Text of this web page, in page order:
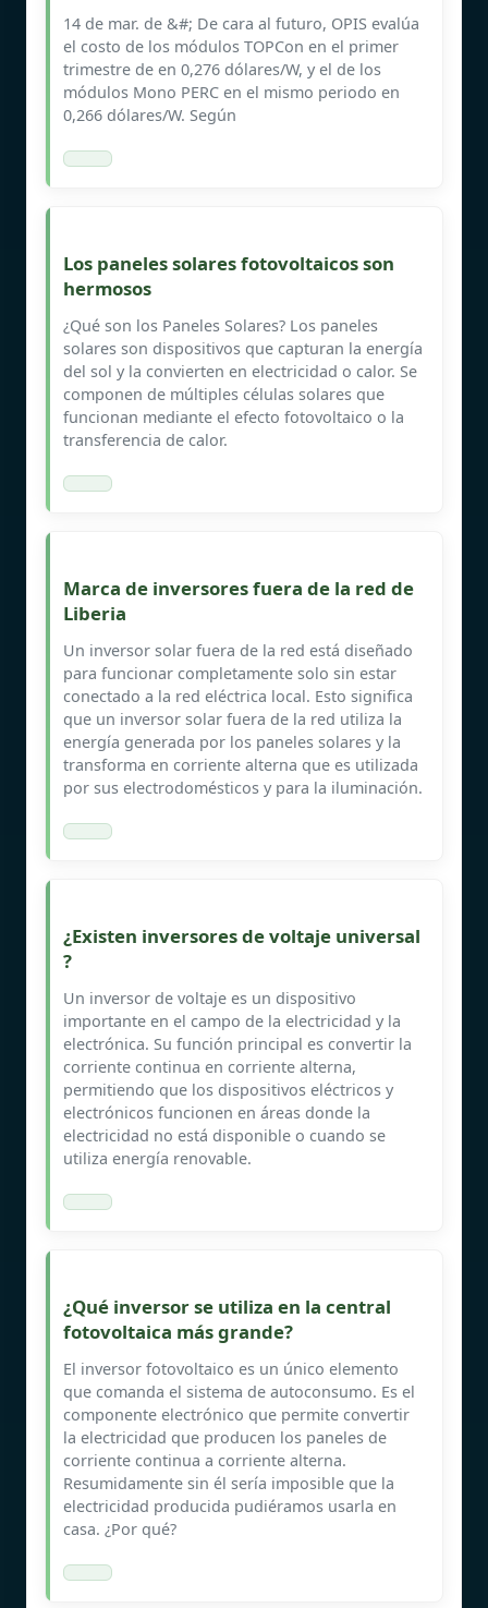
14 de mar. de &#; De cara al futuro, OPIS evalúa
el costo de los módulos TOPCon en el primer
trimestre de en 0,276 dólares/W, y el de los
módulos Mono PERC en el mismo periodo en
0,266 dólares/W. Según
Los paneles solares fotovoltaicos son
hermosos
¿Qué son los Paneles Solares? Los paneles
solares son dispositivos que capturan la energía
del sol y la convierten en electricidad o calor. Se
componen de múltiples células solares que
funcionan mediante el efecto fotovoltaico o la
transferencia de calor.
Marca de inversores fuera de la red de
Liberia
Un inversor solar fuera de la red está diseñado
para funcionar completamente solo sin estar
conectado a la red eléctrica local. Esto significa
que un inversor solar fuera de la red utiliza la
energía generada por los paneles solares y la
transforma en corriente alterna que es utilizada
por sus electrodomésticos y para la iluminación.
¿Existen inversores de voltaje universal
?
Un inversor de voltaje es un dispositivo
importante en el campo de la electricidad y la
electrónica. Su función principal es convertir la
corriente continua en corriente alterna,
permitiendo que los dispositivos eléctricos y
electrónicos funcionen en áreas donde la
electricidad no está disponible o cuando se
utiliza energía renovable.
¿Qué inversor se utiliza en la central
fotovoltaica más grande?
El inversor fotovoltaico es un único elemento
que comanda el sistema de autoconsumo. Es el
componente electrónico que permite convertir
la electricidad que producen los paneles de
corriente continua a corriente alterna.
Resumidamente sin él sería imposible que la
electricidad producida pudiéramos usarla en
casa. ¿Por qué?